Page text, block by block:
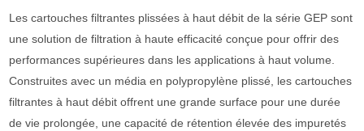
Les cartouches filtrantes plissées à haut débit de la série GEP sont
une solution de filtration à haute efficacité conçue pour offrir des
performances supérieures dans les applications à haut volume.
Construites avec un média en polypropylène plissé, les cartouches
filtrantes à haut débit offrent une grande surface pour une durée
de vie prolongée, une capacité de rétention élevée des impuretés